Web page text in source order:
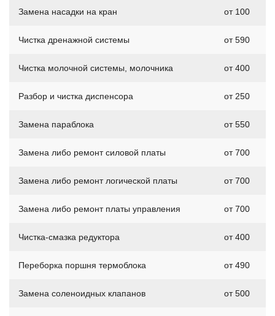
Замена насадки на кран от 100
Чистка дренажной системы от 590
Чистка молочной системы, молочника от 400
Разбор и чистка диспенсора от 250
Замена параблока от 550
Замена либо ремонт силовой платы от 700
Замена либо ремонт логической платы от 700
Замена либо ремонт платы управления от 700
Чистка-смазка редуктора от 400
Переборка поршня термоблока от 490
Замена соленоидных клапанов от 500